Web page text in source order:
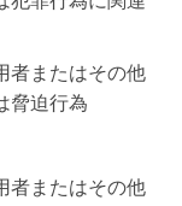
者またはその他
脅迫行為
者またはその他